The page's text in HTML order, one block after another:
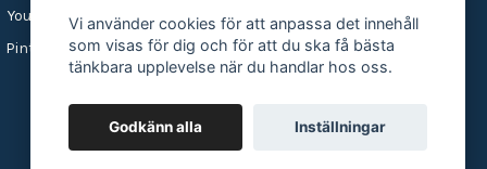
YouTube
Pinterest
Vi använder cookies för att anpassa det innehåll
som visas för dig och för att du ska få bästa
tänkbara upplevelse när du handlar hos oss.
Godkänn alla Inställningar